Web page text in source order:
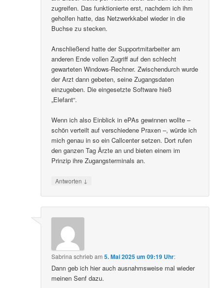
zugreifen. Das funktionierte erst, nachdem ich ihm
geholfen hatte, das Netzwerkkabel wieder in die
Buchse zu stecken.
Anschließend hatte der Supportmitarbeiter am
anderen Ende vollen Zugriff auf den schlecht
gewarteten Windows-Rechner. Zwischendurch wurde
der Arzt dann gebeten, seine Zugangsdaten
einzugeben. Die eingesetzte Software hieß
„Elefant“.
Wenn ich also Einblick in ePAs gewinnen wollte –
schön verteilt auf verschiedene Praxen –, würde ich
mich genau in so ein Callcenter setzen. Dort rufen
den ganzen Tag Ärzte an und bieten einem im
Prinzip ihre Zugangsterminals an.
Antworten ↓
Sabrinaschriebam5. Mai 2025 um 09:19 Uhr:
Dann geb ich hier auch ausnahmsweise mal wieder
meinen Senf dazu.